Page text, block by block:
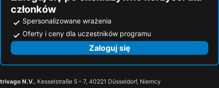
członków
Spersonalizowane wrażenia
Oferty i ceny dla uczestników programu
Zaloguj się
trivago N.V., Kesselstraße 5 – 7, 40221 Düsseldorf, Niemcy